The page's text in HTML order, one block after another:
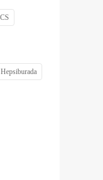
Hepsiburada